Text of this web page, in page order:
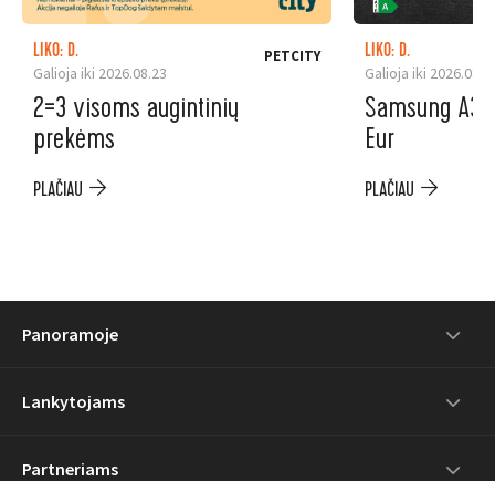
LIKO: D.
Galioja iki 2026.08.23
PETCITY
2=3 visoms augintinių
prekėms
PLAČIAU
LIKO: D.
Galioja iki
Samsung
Eur
PLAČIAU
Panoramoje
Lankytojams
Partneriams